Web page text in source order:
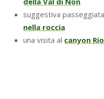
suggestiva
nella roccia
una visita al canyon